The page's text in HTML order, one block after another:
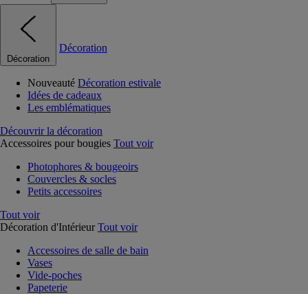
Décoration
Décoration
Nouveauté Décoration estivale
Idées de cadeaux
Les emblématiques
Découvrir la décoration
Accessoires pour bougies Tout voir
Photophores & bougeoirs
Couvercles & socles
Petits accessoires
Tout voir
Décoration d'Intérieur Tout voir
Accessoires de salle de bain
Vases
Vide-poches
Papeterie